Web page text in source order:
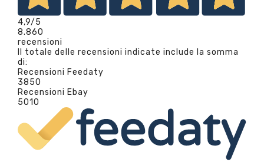
4,9/5
8.860
recensioni
Il totale delle recensioni indicate include la somma
di:
Recensioni Feedaty
3850
Recensioni Ebay
5010